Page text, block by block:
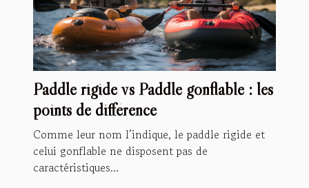
Paddle rigide vs Paddle gonflable : les
points de différence
Comme leur nom l’indique, le paddle rigide et
celui gonflable ne disposent pas de
caractéristiques...